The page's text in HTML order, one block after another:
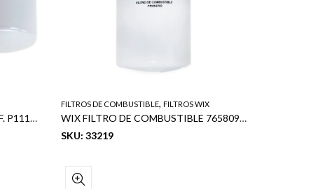
WIX FILTRO DE COMBUSTIBLE (F. P1117) 12/1
FILTROS DE COMBUSTIBLE, FILTROS WIX
WIX FILTRO DE COMBUSTIBLE 765809332195
SKU: 33219